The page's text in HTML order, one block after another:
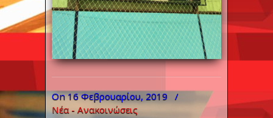
On 16 Φεβρουαρίου, 2019
/
Νέα - Ανακοινώσεις